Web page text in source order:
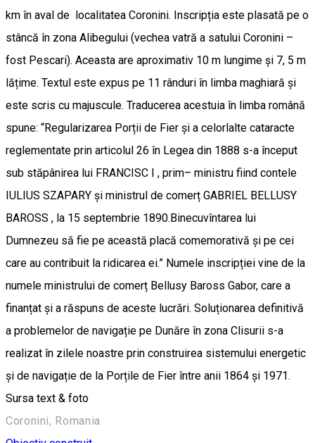
km în aval de localitatea Coronini. Inscripția este plasată pe o
stâncă în zona Alibegului (vechea vatră a satului Coronini –
fost Pescari). Aceasta are aproximativ 10 m lungime și 7, 5 m
lățime. Textul este expus pe 11 rânduri în limba maghiară și
este scris cu majuscule. Traducerea acestuia în limba română
spune: “Regularizarea Porții de Fier și a celorlalte cataracte
reglementate prin articolul 26 în Legea din 1888 s-a început
sub stăpânirea lui FRANCISC I , prim– ministru fiind contele
IULIUS SZAPARY și ministrul de comerț GABRIEL BELLUSY
BAROSS , la 15 septembrie 1890.Binecuvîntarea lui
Dumnezeu să fie pe această placă comemorativă și pe cei
care au contribuit la ridicarea ei.” Numele inscripției vine de la
numele ministrului de comerț Bellusy Baross Gabor, care a
finanțat și a răspuns de aceste lucrări. Soluționarea definitivă
a problemelor de navigație pe Dunăre în zona Clisurii s-a
realizat în zilele noastre prin construirea sistemului energetic
și de navigație de la Porțile de Fier între anii 1864 și 1971.
Sursa text & foto
Coronini, Romania